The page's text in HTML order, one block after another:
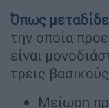
Όπως
την οποία
είναι
τρεις
Μείωση